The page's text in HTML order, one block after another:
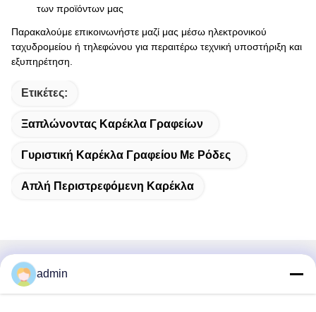
των προϊόντων μας
Παρακαλούμε επικοινωνήστε μαζί μας μέσω ηλεκτρονικού
ταχυδρομείου ή τηλεφώνου για περαιτέρω τεχνική υποστήριξη και
εξυπηρέτηση.
Ετικέτες:
Ξαπλώνοντας Καρέκλα Γραφείων
Γυριστική Καρέκλα Γραφείου Με Ρόδες
Απλή Περιστρεφόμενη Καρέκλα
Γρήγορη επικοινωνία
admin